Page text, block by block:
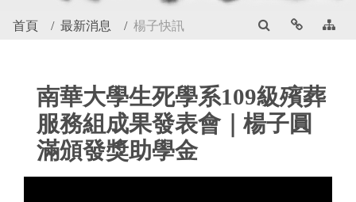
首頁 最新消息 楊子快訊
南華大學生死學系109級殯葬
服務組成果發表會｜楊子圓
滿頒發獎助學金